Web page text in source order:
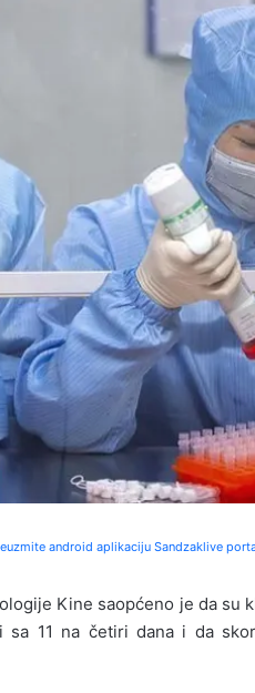
android aplikaciju Sandzaklive
Kine saopćeno je da su
11 na četiri dana i da